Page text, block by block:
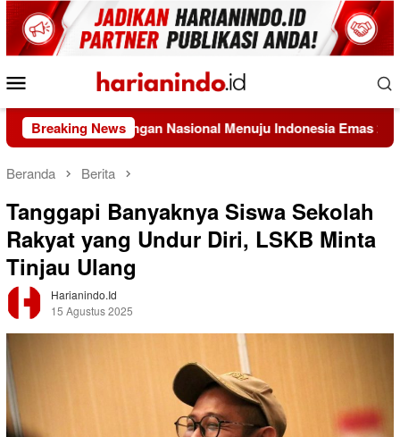
Loncat
ke
konten
Mobile
Breaking News
Pangan Nasional Menuju Indonesia Emas 2045
Beranda Berita
Tanggapi Banyaknya Siswa Sekolah
Rakyat yang Undur Diri, LSKB Minta
Tinjau Ulang
Harianindo.id
15 Agustus 2025